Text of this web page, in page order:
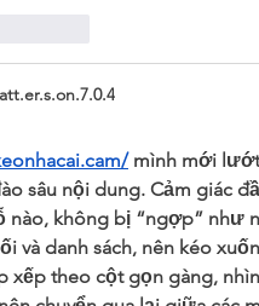
mình mới lướt
sâu nội dung. Cảm giác
nào, không bị “ngợp” như
và danh sách, nên kéo
xếp theo cột gọn gàng,